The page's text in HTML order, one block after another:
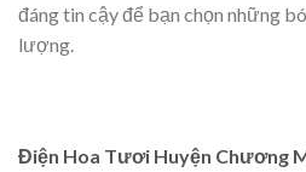
đáng tin cậy để bạn chọn những
lượng.
Điện Hoa Tươi Huyện Chương